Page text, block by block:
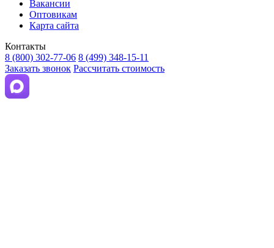
Вакансии
Оптовикам
Карта сайта
Контакты
8 (800) 302-77-06 8 (499) 348-15-11
Заказать звонок Рассчитать стоимость